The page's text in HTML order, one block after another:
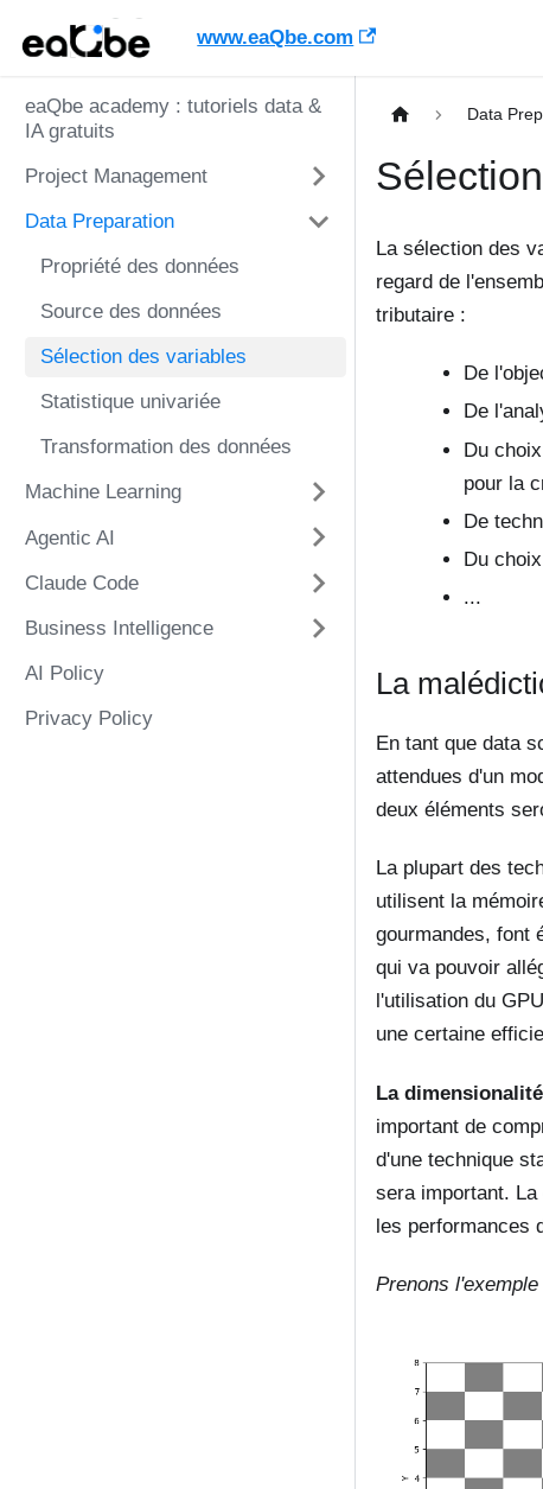
www.eaQbe.com
eaQbe academy : tutoriels data &
IA gratuits
Project Management
Data Preparation
Propriété des données
Source des données
Sélection des variables
Statistique univariée
Transformation des données
Machine Learning
Agentic AI
Claude Code
Business Intelligence
AI Policy
Privacy Policy
Data
La sélection des
regard de
tributaire :
De
De
Du
pour la
De
Du
...
La
En tant que data
attendues d'un
deux éléments
La plupart des
utilisent la
gourmandes, font
qui va pouvoir
l'utilisation du
une certaine
La
important de
d'une technique
sera important.
les performances
Prenons